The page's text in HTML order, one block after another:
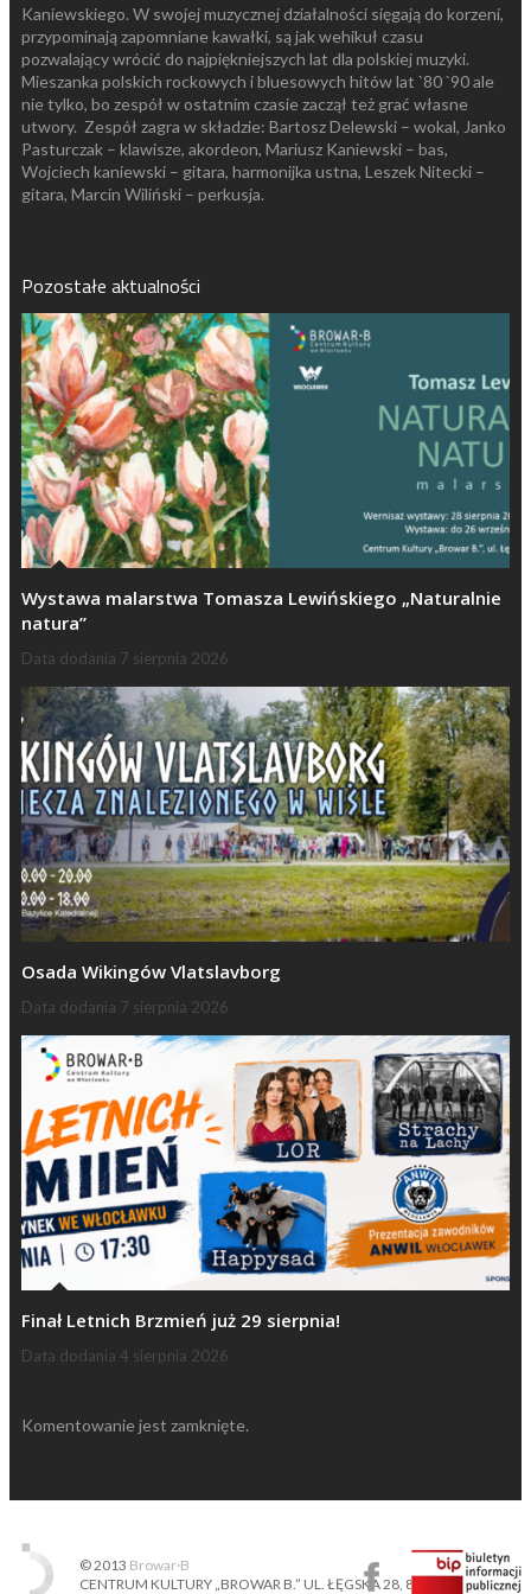
Kaniewskiego. W swojej muzycznej działalności sięgają do korzeni,
przypominają zapomniane kawałki, są jak wehikuł czasu
pozwalający wrócić do najpiękniejszych lat dla polskiej muzyki.
Mieszanka polskich rockowych i bluesowych hitów lat `80 `90 ale
nie tylko, bo zespół w ostatnim czasie zaczął też grać własne
utwory. Zespół zagra w składzie: Bartosz Delewski – wokal, Janko
Pasturczak – klawisze, akordeon, Mariusz Kaniewski – bas,
Wojciech kaniewski – gitara, harmonijka ustna, Leszek Nitecki –
gitara, Marcin Wiliński – perkusja.
Pozostałe aktualności
Wystawa malarstwa Tomasza Lewińskiego „Naturalnie
natura”
Data dodania 7 sierpnia 2026
Osada Wikingów Vlatslavborg
Data dodania 7 sierpnia 2026
Finał Letnich Brzmień już 29 sierpnia!
Data dodania 4 sierpnia 2026
Komentowanie jest zamknięte.
© 2013 Browar·B
CENTRUM KULTURY „BROWAR B.” UL. ŁĘGSKA 28, 87-800